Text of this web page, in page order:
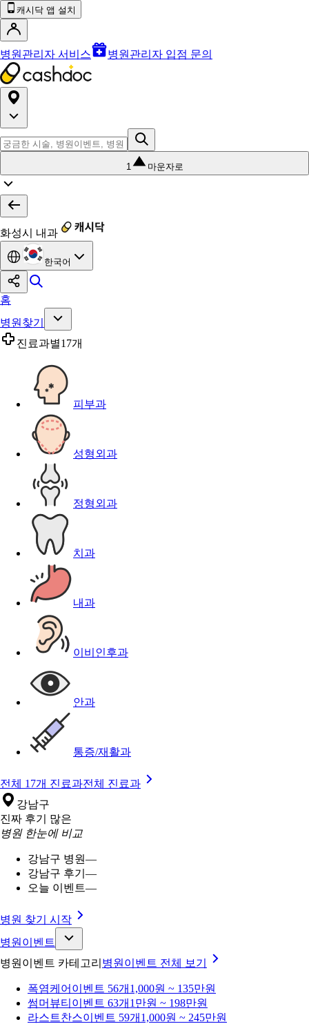
캐시닥 앱 설치
병원관리자 서비스 병원관리자 입점 문의
1 마운자로
화성시 내과
한국어
홈
병원찾기
진료과별17개
피부과
성형외과
정형외과
치과
내과
이비인후과
안과
통증/재활과
전체 17개 진료과전체 진료과
강남구
진짜 후기 많은
병원 한눈에 비교
강남구 병원—
강남구 후기 —
오늘 이벤트—
병원 찾기 시작
병원이벤트
병원이벤트 카테고리 병원이벤트 전체 보기
폭염케어 이벤트 56개 1,000원 ~ 135만원
썸머뷰티 이벤트 63개 1만원 ~ 198만원
라스트찬스이벤트 59개 1,000원 ~ 245만원